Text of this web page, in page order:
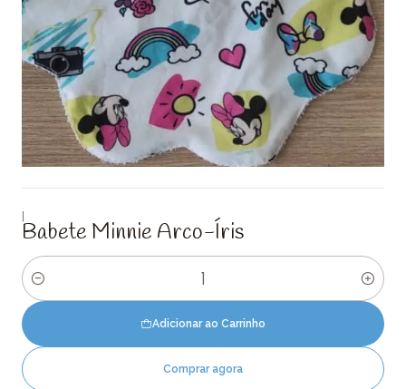
|
Babete Minnie Arco-Íris
Quantidade
Adicionar ao Carrinho
Comprar agora